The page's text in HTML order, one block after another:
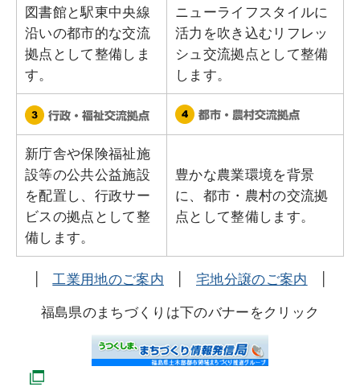
図書館と駅東中央線
沿いの都市的な交流
拠点として整備しま
す。
ニューライフスタイルに
活力を吹き込むリフレッ
シュ交流拠点として整備
します。
新庁舎や保険福祉施
設等の公共公益施設
を配置し、行政サー
ビスの拠点として整
備します。
豊かな農業環境を背景
に、都市・農村の交流拠
点として整備します。
工業用地のご案内 宅地分譲のご案内
福島県のまちづくりは下のバナーをクリック